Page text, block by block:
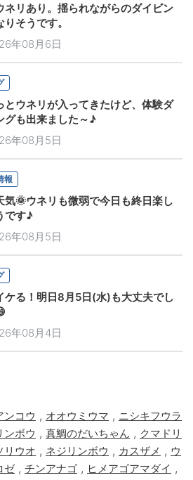
ネリあり。揺られながらのダイビン
りそうです。
年08月6日
とウネリが入ってきたけど、体験ダ
グも出来ました～♪
年08月5日
報
気🌞ウネリも微弱で今日も終日楽し
です♪
年08月5日
ケる！明日8月5日(水)も大丈夫でし
年08月4日
ンコウ , オオウミウマ , ニシキフウラ
ンボウ , 真鯛のだいちゃん , クマドリ
リウオ , ネジリンボウ , カスザメ , ウ
ゼ, チンアナゴ , ヒメアゴアマダイ ,